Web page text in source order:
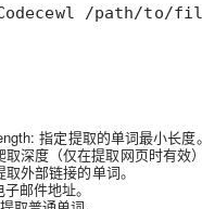
Codecewl /path/
指定提取的单词最小长度。
取深度（仅在提取网页时有效）
外部链接的单词。
邮件地址。